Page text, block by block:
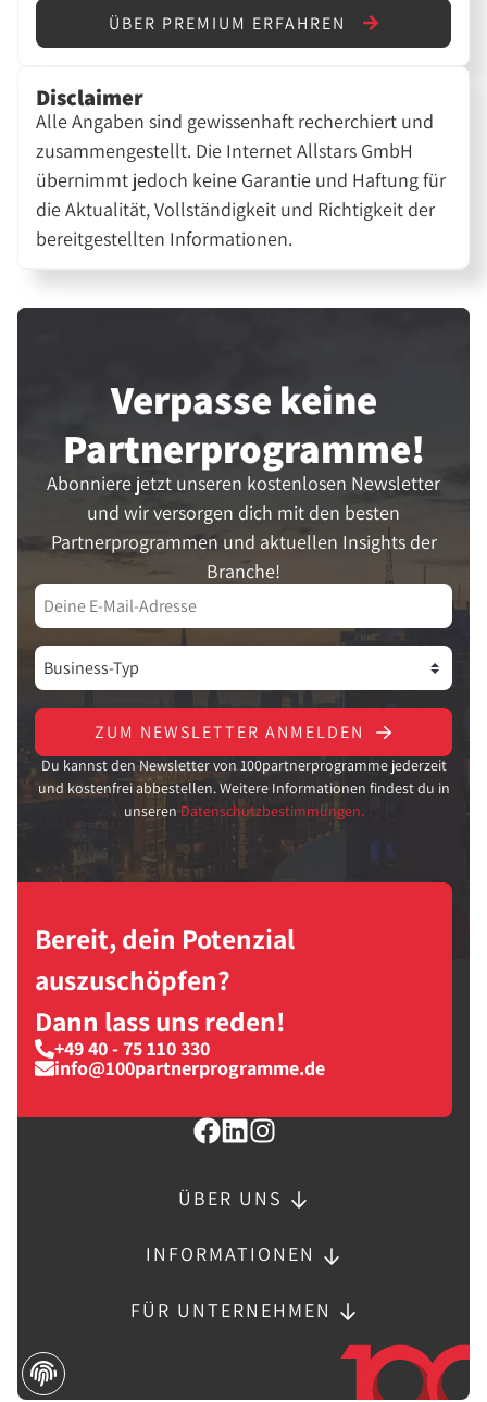
ÜBER PREMIUM ERFAHREN
Disclaimer
Alle Angaben sind gewissenhaft recherchiert und
zusammengestellt. Die Internet Allstars GmbH
übernimmt jedoch keine Garantie und Haftung für
die Aktualität, Vollständigkeit und Richtigkeit der
bereitgestellten Informationen.
Verpasse keine
Partner­programme!
Abonniere jetzt unseren kostenlosen Newsletter
und wir versorgen dich mit den besten
Partnerprogrammen und aktuellen Insights der
Branche!
ZUM NEWSLETTER ANMELDEN
Du kannst den Newsletter von 100partnerprogramme jederzeit
und kostenfrei abbestellen. Weitere Informationen findest du in
unseren Datenschutzbestimmungen.
Bereit, dein Potenzial
auszuschöpfen?
Dann lass uns reden!
+49 40 - 75 110 330
info@100partnerprogramme.de
ÜBER UNS
INFORMATIONEN
FÜR UNTERNEHMEN